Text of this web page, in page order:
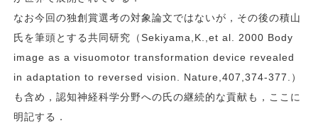
なお今回の独創賞選考の対象論文ではないが，その後の積山
氏を筆頭とする共同研究（Sekiyama,K.,et al. 2000 Body
image as a visuomotor transformation device revealed
in adaptation to reversed vision. Nature,407,374-377.）
も含め，認知神経科学分野への氏の継続的な貢献も，ここに
明記する．